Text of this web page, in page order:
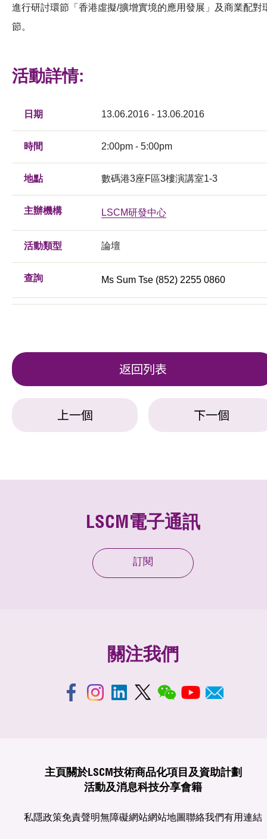
進行研討環節「香港虛擬/擴增實境的應用發展」及商業配對
節。
活動詳情:
日期 13.06.2016 - 13.06.2016
時間 2:00pm - 5:00pm
地點 數碼港3座F區3樓演講室1-3
主辦機構 LSCM研發中心
活動類型 論壇
查詢 Ms Sum Tse (852) 2255 0860
返回列表
上一個 下一個
LSCM電子通訊
訂閱
關注我們
主頁 關於LSCM技術商品化項目及資助計劃
活動及消息科技分享會籍
私隱政策免責聲明無障礙網站網站地圖聯絡我們有用連結